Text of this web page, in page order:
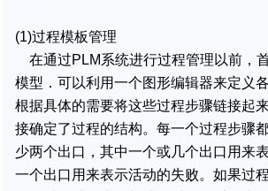
(1)过程模板管理
在通过PLM系统进行过程管理以前，
模型．可以利用一个图形编辑器来定义
根据具体的需要将这些过程步骤链接起
接确定了过程的结构。每一个过程步骤
少两个出口，其中一个或几个出口用来
一个出口用来表示活动的失败。如果过